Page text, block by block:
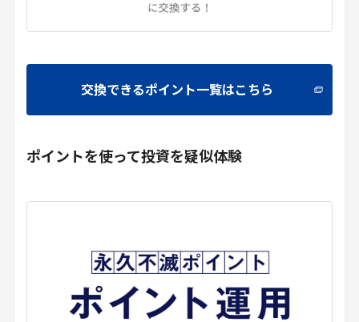
交換できるポイント一覧はこちら
ポイントを使って投資を疑似体験